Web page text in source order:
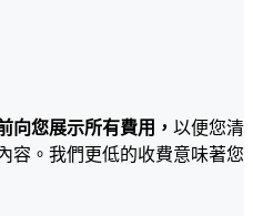
向您展示所有費用， 以便您清
容。我們更低的收費意味著您